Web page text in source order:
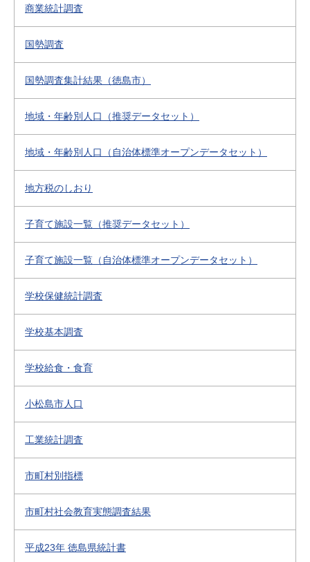
商業統計調査
国勢調査
国勢調査集計結果（徳島市）
地域・年齢別人口（推奨データセット）
地域・年齢別人口（自治体標準オープンデータセット）
地方税のしおり
子育て施設一覧（推奨データセット）
子育て施設一覧（自治体標準オープンデータセット）
学校保健統計調査
学校基本調査
学校給食・食育
小松島市人口
工業統計調査
市町村別指標
市町村社会教育実態調査結果
平成23年 徳島県統計書